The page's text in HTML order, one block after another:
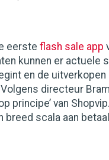
eerste flash sale app
kunnen er actuele
en de
directeur
principe’ van
breed scala aan